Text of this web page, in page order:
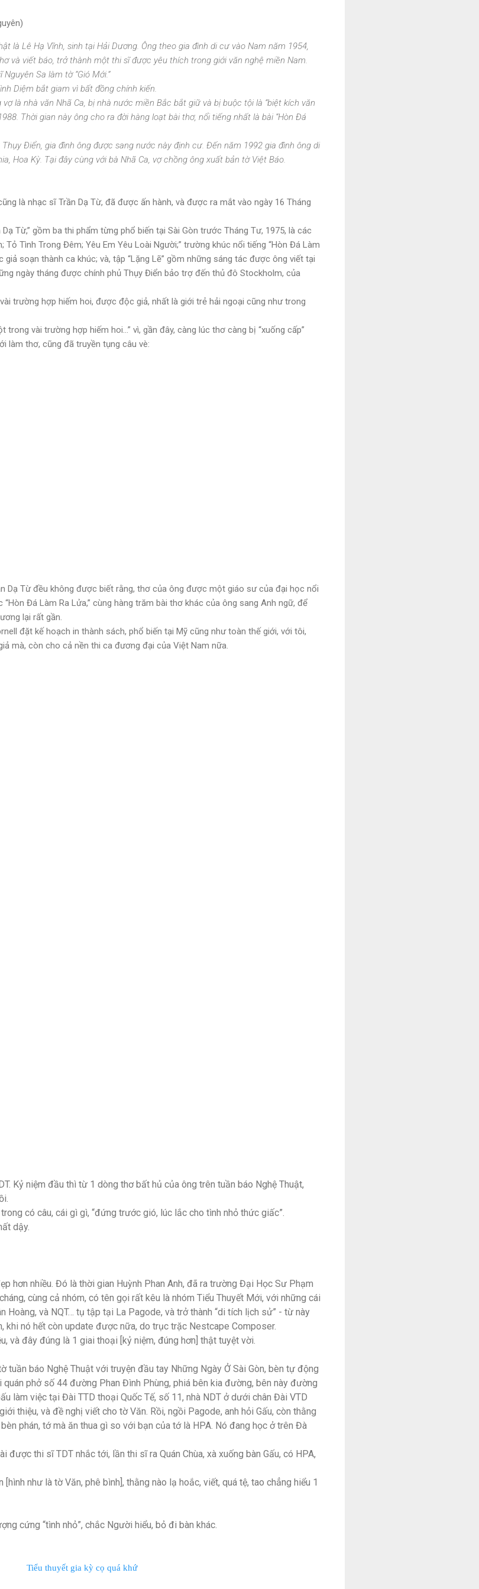
là Lê Hạ Vĩnh, sinh tại Hải Dương. Ông theo gia đình di cư vào Nam năm 1954,
và viết báo, trở thành một thi sĩ được yêu thích trong giới văn nghệ miền Nam.
Sa làm tờ “Gió Mới.”
Diệm bắt giam vì bất đồng chính kiến.
là nhà văn Nhã Ca, bị nhà nước miền Bắc bắt giữ và bị buộc tội là “biệt kích văn
Thời gian này ông cho ra đời hàng loạt bài thơ, nổi tiếng nhất là bài “Hòn Đá
Ðiển, gia đình ông được sang nước này định cư. Đến năm 1992 gia đình ông di
Hoa Kỳ. Tại đây cùng với bà Nhã Ca, vợ chồng ông xuất bản tờ Việt Báo.
là nhạc sĩ Trần Dạ Từ, đã được ấn hành, và được ra mắt vào ngày 16 Tháng
Từ,” gồm ba thi phẩm từng phổ biến tại Sài Gòn trước Tháng Tư, 1975, là các
Tỏ Tình Trong Đêm; Yêu Em Yêu Loài Người;” trường khúc nổi tiếng “Hòn Đá Làm
giả soạn thành ca khúc; và, tập “Lặng Lẽ” gồm những sáng tác được ông viết tại
ngày tháng được chính phủ Thụy Điển bảo trợ đến thủ đô Stockholm, của
trường hợp hiếm hoi, được độc giả, nhất là giới trẻ hải ngoại cũng như trong
trong vài trường hợp hiếm hoi…” vì, gần đây, càng lúc thơ càng bị “xuống cấp”
làm thơ, cũng đã truyền tụng câu vè:
Dạ Từ đều không được biết rằng, thơ của ông được một giáo sư của đại học nổi
Đá Làm Ra Lửa,” cùng hàng trăm bài thơ khác của ông sang Anh ngữ, để
lại rất gần.
đặt kế hoạch in thành sách, phổ biến tại Mỹ cũng như toàn thế giới, với tôi,
mà, còn cho cả nền thi ca đương đại của Việt Nam nữa.
Kỷ niệm đầu thì từ 1 dòng thơ bất hủ của ông trên tuần báo Nghệ Thuật,
có câu, cái gì gì, “đứng trước gió, lúc lắc cho tình nhỏ thức giấc”.
dậy.
hơn nhiều. Đó là thời gian Huỳnh Phan Anh, đã ra trường Đại Học Sư Phạm
cùng cả nhóm, có tên gọi rất kêu là nhóm Tiểu Thuyết Mới, với những cái
Hoàng, và NQT… tụ tập tại La Pagode, và trở thành “di tích lịch sử” - từ này
khi nó hết còn update được nữa, do trục trặc Nestcape Composer.
và đây đúng là 1 giai thoại [kỷ niệm, đúng hơn] thật tuyệt vời.
tuần báo Nghệ Thuật với truyện đầu tay Những Ngày Ở Sài Gòn, bèn tự động
quán phở số 44 đường Phan Đình Phùng, phiá bên kia đường, bên này đường
làm việc tại Đài TTD thoại Quốc Tế, số 11, nhà NDT ở dưới chân Đài VTD
thiệu, và đề nghị viết cho tờ Văn. Rồi, ngồi Pagode, anh hỏi Gấu, còn thằng
phán, tớ mà ăn thua gì so với bạn của tớ là HPA. Nó đang học ở trên Đà
được thi sĩ TDT nhắc tới, lần thi sĩ ra Quán Chùa, xà xuống bàn Gấu, có HPA,
như là tờ Văn, phê bình], thằng nào lạ hoắc, viết, quá tệ, tao chẳng hiểu 1
cứng “tình nhỏ”, chắc Người hiểu, bỏ đi bàn khác.
Tiểu thuyết gia kỳ cọ quá khứ